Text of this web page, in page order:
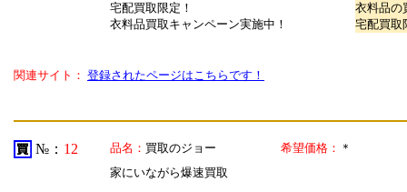
宅配買取限定！
衣料品買取キャンペーン実施中！
衣料品の
宅配買取
関連サイト： 登録されたページはこちらです！
№： 12 品名： 買取のジョー 希望価格： ＊
家にいながら爆速買取